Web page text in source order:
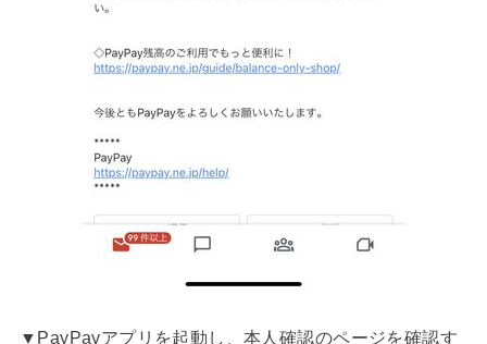
▼PayPayアプリを起動し、本人確認のページを確認す